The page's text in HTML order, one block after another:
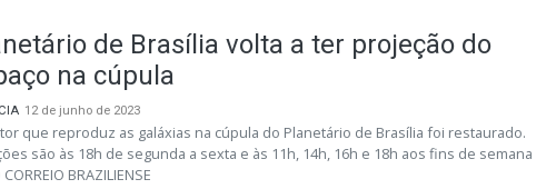
de Brasília volta a ter projeção do
na cúpula
12 de junho de 2023
que reproduz as galáxias na cúpula do Planetário de Brasília foi restaurado.
são às 18h de segunda a sexta e às 11h, 14h, 16h e 18h aos fins de semana
CORREIO BRAZILIENSE